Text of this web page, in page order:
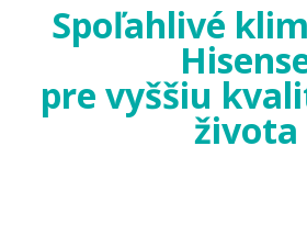
Spoľahlivé
pre vyššiu
života